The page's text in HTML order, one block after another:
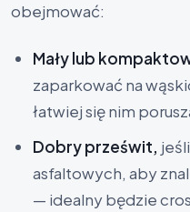
obejmować:
Mały lub
zaparkować na
łatwiej się nim
Dobry prześwit,
asfaltowych, aby
— idealny będzie